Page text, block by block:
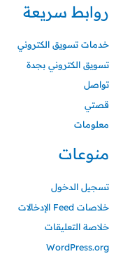
روابط سريعة
خدمات تسويق الكتروني
تسويق الكتروني بجدة
تواصل
قصتي
معلومات
منوعات
تسجيل الدخول
خلاصات Feed الإدخالات
خلاصة التعليقات
WordPress.org